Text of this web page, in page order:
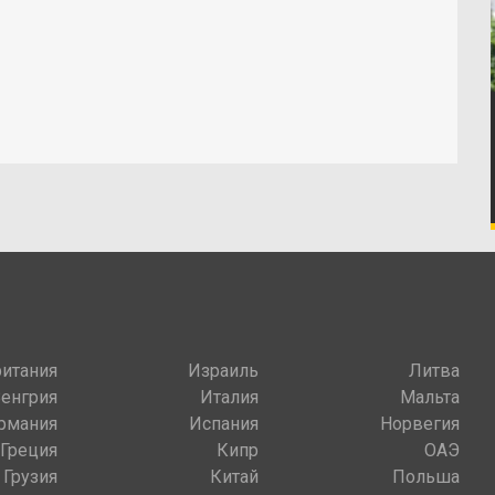
Греция
Грузия
Израиль
Италия
Испания
Кипр
Китай
Литва
Мальта
Норвегия
ОАЭ
Польша